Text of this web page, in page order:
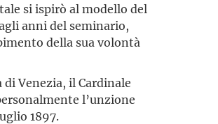
si ispirò al modello del
anni del seminario,
della sua volontà
Venezia, il Cardinale
l’unzione
1897.